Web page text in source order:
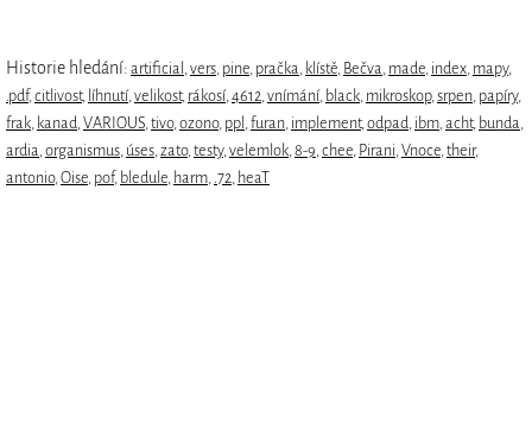
Historie hledání: artificial ,vers, pine, pračka, klístě, Bečva, made, index, mapy,
.pdf,citlivost, líhnutí,velikost, rákosí,4612,vnímání, black, mikroskop,srpen, papíry,
frak, kanad,VARIOUS,tivo,ozono, ppl ,furan, implement,odpad, ibm,acht, bunda,
ardia,organismus, úses,zato,testy,velemlok,8-9,chee, Pirani,Vnoce,their,
antonio,Oise, pof, bledule, harm, .72, heaT